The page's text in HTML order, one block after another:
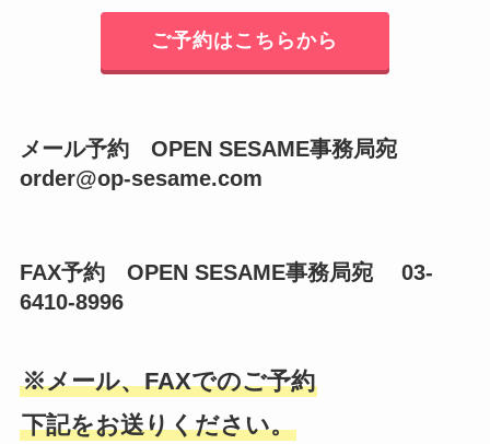
ご予約はこちらから
メール予約 OPEN SESAME事務局宛
order@op-sesame.com
FAX予約 OPEN SESAME事務局宛 03-
6410-8996
※メール、FAXでのご予約
下記をお送りください。